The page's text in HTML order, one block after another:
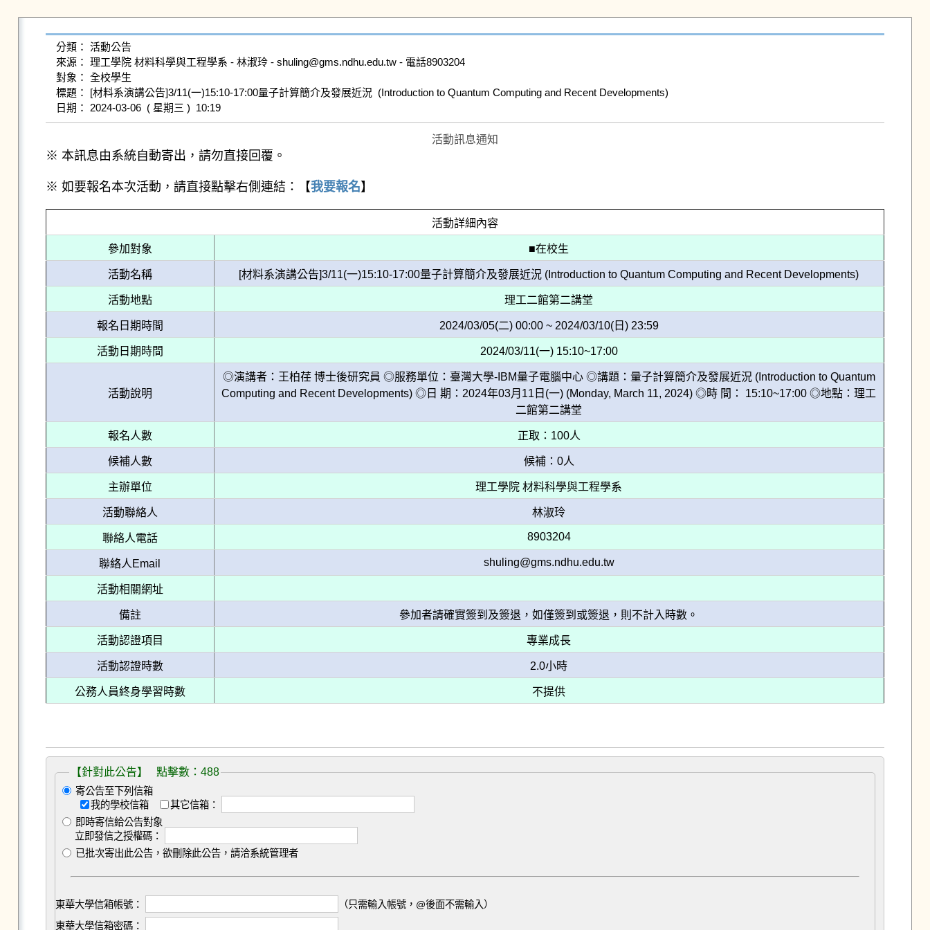
分類： 活動公告
來源： 理工學院 材料科學與工程學系 - 林淑玲 - shuling@gms.ndhu.edu.tw - 電話8903204
對象： 全校學生
標題： [材料系演講公告]3/11(一)15:10-17:00量子計算簡介及發展近況  (Introduction to Quantum Computing and Recent Developments)
日期： 2024-03-06  ( 星期三 )  10:19
活動訊息通知
※ 本訊息由系統自動寄出，請勿直接回覆。
※ 如要報名本次活動，請直接點擊右側連結：【我要報名】
活動詳細內容
參加對象 ■在校生
活動名稱 [材料系演講公告]3/11(一)15:10-17:00量子計算簡介及發展近況 (Introduction to Quantum Computing and Recent Developments)
活動地點 理工二館第二講堂
報名日期時間 2024/03/05(二) 00:00 ~ 2024/03/10(日) 23:59
活動日期時間 2024/03/11(一) 15:10~17:00
活動說明
◎演講者：王柏荏 博士後研究員 ◎服務單位：臺灣大學-IBM量子電腦中心 ◎講題：量子計算簡介及發展近況 (Introduction to Quantum
Computing and Recent Developments) ◎日 期：2024年03月11日(一) (Monday, March 11, 2024) ◎時 間： 15:10~17:00 ◎地點：理工
二館第二講堂
報名人數 正取：100人
候補人數 候補：0人
主辦單位 理工學院 材料科學與工程學系
活動聯絡人 林淑玲
聯絡人電話 8903204
聯絡人Email shuling@gms.ndhu.edu.tw
活動相關網址
備註 參加者請確實簽到及簽退，如僅簽到或簽退，則不計入時數。
活動認證項目 專業成長
活動認證時數 2.0小時
公務人員終身學習時數 不提供
【針對此公告】 點擊數：488
寄公告至下列信箱
我的學校信箱
其它信箱：
即時寄信給公告對象
立即發信之授權碼：
已批次寄出此公告，欲刪除此公告，請洽系統管理者
東華大學信箱帳號：
（只需輸入帳號，@後面不需輸入）
東華大學信箱密碼：